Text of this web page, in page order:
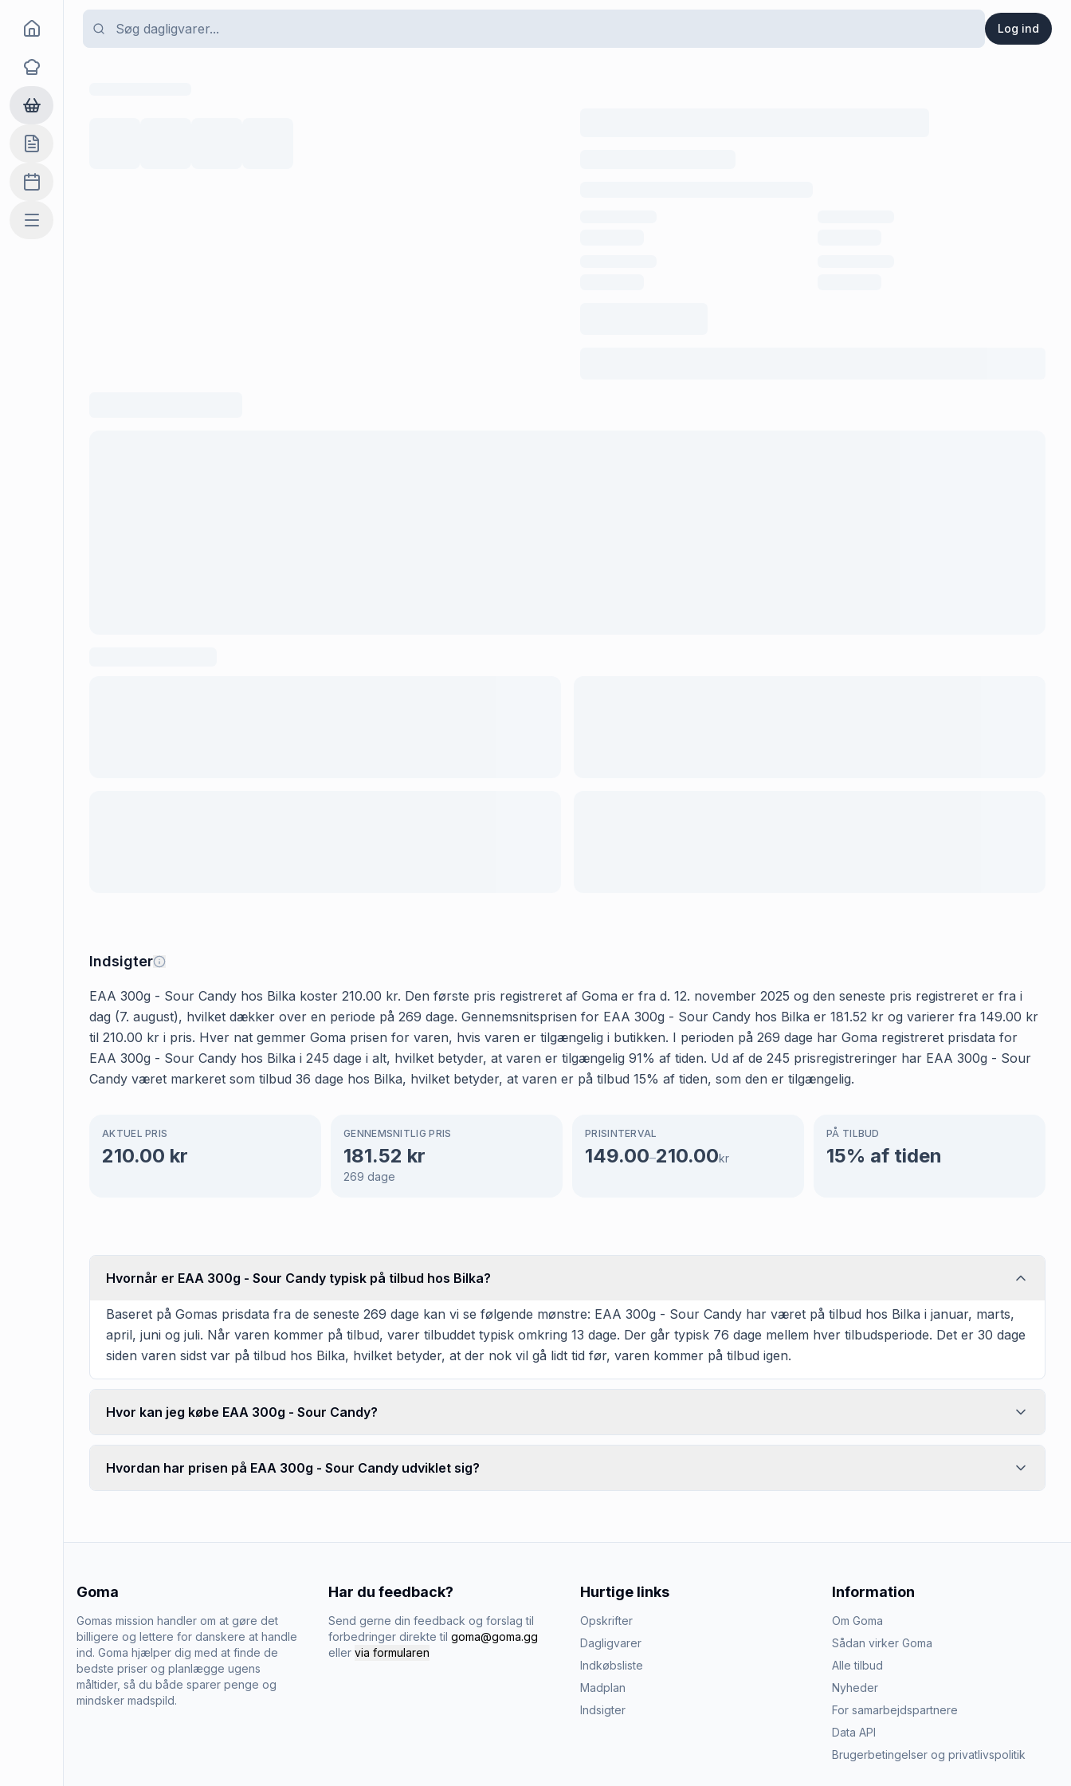
Log ind
Goma
Opskrifter
Dagligvarer
Indkøbslisten
Madplan
Mere
Indsigter
EAA 300g - Sour Candy hos Bilka koster 210.00 kr. Den første pris registreret af Goma er fra d. 12. november 2025 og den seneste pris registreret er fra i
dag (7. august), hvilket dækker over en periode på 269 dage. Gennemsnitsprisen for EAA 300g - Sour Candy hos Bilka er 181.52 kr og varierer fra 149.00 kr
til 210.00 kr i pris. Hver nat gemmer Goma prisen for varen, hvis varen er tilgængelig i butikken. I perioden på 269 dage har Goma registreret prisdata for
EAA 300g - Sour Candy hos Bilka i 245 dage i alt, hvilket betyder, at varen er tilgængelig 91% af tiden. Ud af de 245 prisregistreringer har EAA 300g - Sour
Candy været markeret som tilbud 36 dage hos Bilka, hvilket betyder, at varen er på tilbud 15% af tiden, som den er tilgængelig.
AKTUEL PRIS
210.00 kr
GENNEMSNITLIG PRIS
181.52 kr
269 dage
PRISINTERVAL
149.00–210.00kr
PÅ TILBUD
15% af tiden
Hvornår er EAA 300g - Sour Candy typisk på tilbud hos Bilka?
Baseret på Gomas prisdata fra de seneste 269 dage kan vi se følgende mønstre: EAA 300g - Sour Candy har været på tilbud hos Bilka i januar, marts,
april, juni og juli. Når varen kommer på tilbud, varer tilbuddet typisk omkring 13 dage. Der går typisk 76 dage mellem hver tilbudsperiode. Det er 30 dage
siden varen sidst var på tilbud hos Bilka, hvilket betyder, at der nok vil gå lidt tid før, varen kommer på tilbud igen.
Hvor kan jeg købe EAA 300g - Sour Candy?
Hvordan har prisen på EAA 300g - Sour Candy udviklet sig?
Goma
Gomas mission handler om at gøre det
billigere og lettere for danskere at handle
ind. Goma hjælper dig med at finde de
bedste priser og planlægge ugens
måltider, så du både sparer penge og
mindsker madspild.
Har du feedback?
Send gerne din feedback og forslag til
forbedringer direkte til goma@goma.gg
eller via formularen
Hurtige links
Opskrifter
Dagligvarer
Indkøbsliste
Madplan
Indsigter
Information
Om Goma
Sådan virker Goma
Alle tilbud
Nyheder
For samarbejdspartnere
Data API
Brugerbetingelser og privatlivspolitik